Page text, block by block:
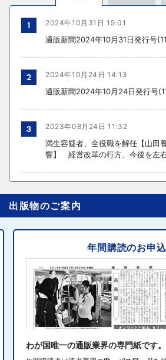
1 2024年10月31日 15:01
通販新聞2024年10月31日発行号
2 2024年10月24日 14:13
通販新聞2024年10月24日発行号
3 2023年08月24日 11:32
満生容疑者、全役職を解任【山
響】 経営改革の行方、今後を左
4
元ディノスの石川森生氏、ECのプ
共助型ネットワーク組織立ち上げ
2024年10月31日 14:10
消費者庁、美容液通販に特定商取
停止命令
2024年10月31日 14:32
り込み
出版物のご案内
年間購読のお申
わが国唯一の通販業界の専門紙です。